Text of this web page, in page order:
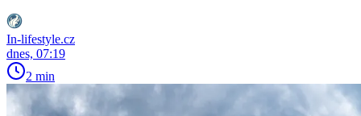
In-lifestyle.cz
dnes, 07:19
2 min